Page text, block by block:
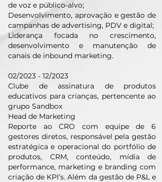
de voz e público-alvo;
Desenvolvimento, aprovação e gestão de
campanhas de advertising, PDV e digital;
Liderança focada no crescimento,
desenvolvimento e manutenção de
canais de inbound marketing.
02/2023 - 12/2023
Clube de assinatura de produtos
educativos para crianças, pertencente ao
grupo Sandbox
Head de Marketing
Reporte ao CRO com equipe de 6
gestores diretos, responsável pela gestão
estratégica e operacional do portfólio de
produtos, CRM, conteúdo, mídia de
performance, marketing e branding com
criação de KPI’s. Além da gestão de P&L e